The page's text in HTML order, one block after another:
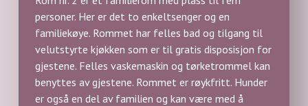
personer. Her er det to enkeltsenger og en
familiekøye. Rommet har felles bad og tilgang til
velutstyrte kjøkken som er til gratis disposisjon for
gjestene. Felles vaskemaskin og tørketrommel kan
benyttes av gjestene. Rommet er røykfritt. Hunder
er også en del av familien og kan være med å